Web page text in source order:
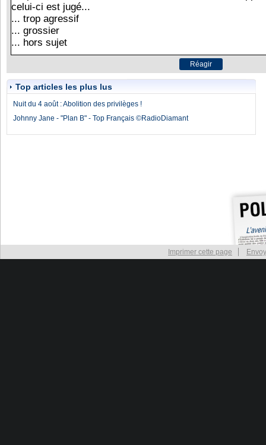
Top articles les plus lus
Nuit du 4 août : Abolition des privilèges !
Johnny Jane - "Plan B" - Top Français ©RadioDiamant
Imprimer cette page